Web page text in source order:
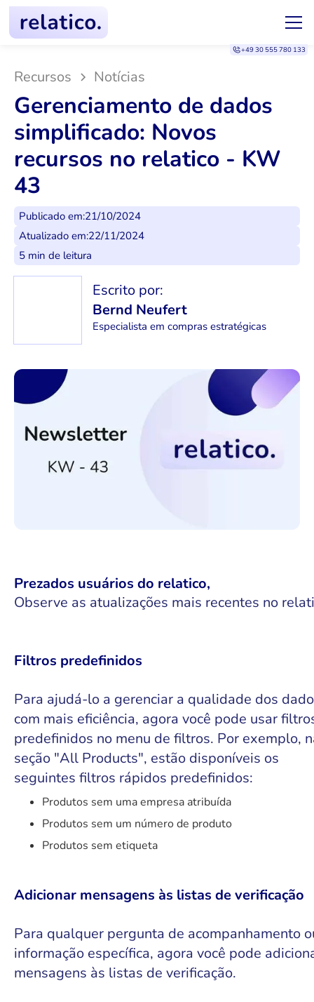
+49 30 555 780 133
Recursos Notícias
Gerenciamento de dados
simplificado: Novos
recursos no relatico - KW
43
Publicado em:21/10/2024
Atualizado em:22/11/2024
5 min de leitura
Escrito por:
Bernd Neufert
Especialista em compras estratégicas
Prezados usuários do relatico,
Observe as atualizações mais recentes no
Filtros predefinidos
Para ajudá-lo a gerenciar a qualidade dos
com mais eficiência, agora você pode usar
predefinidos no menu de filtros. Por exemplo,
seção "All Products", estão disponíveis os
seguintes filtros rápidos predefinidos:
Produtos sem uma empresa atribuída
Produtos sem um número de produto
Produtos sem etiqueta
Adicionar mensagens às listas de verificação
Para qualquer pergunta de acompanhamento
informação específica, agora você pode
mensagens às listas de verificação.